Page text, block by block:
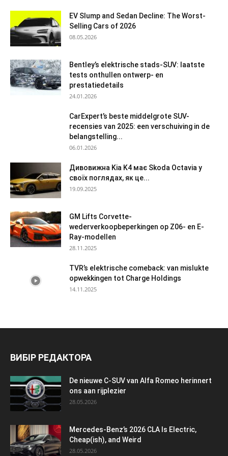
EV Slump and Sedan Decline: The Worst-
Selling Cars of 2026
08.05.2026
Bentley’s elektrische stads-SUV: laatste
tests onthullen ontwerp- en
prestatiedetails
24.01.2026
CarExpert’s beste middelgrote SUV-
recensies van 2025: een verschuiving in de
belangstelling...
06.01.2026
Дивовижна Kia K4 має Skoda Octavia у
своїх поглядах, як це...
19.09.2025
GM Lifts Corvette-
wederverkoopbeperkingen op Z06- en E-
Ray-modellen
28.11.2025
TVR’s elektrische comeback: van mislukte
opwekkingen tot Charge Holdings
14.11.2025
ВИБІР РЕДАКТОРА
De nieuwe C-SUV van Alfa Romeo herinnert
ons aan rijplezier
28.05.2026
Mercedes-Benz’s 2026 CLA Is Electric,
Cheap(ish), and Weird
28.05.2026